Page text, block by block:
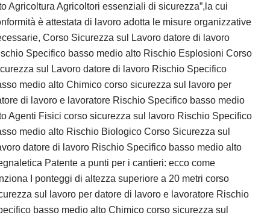
Agricoltura Agricoltori essenziali di sicurezza”,la cui
è attestata di lavoro adotta le misure organizzative
Corso Sicurezza sul Lavoro datore di lavoro
Specifico basso medio alto Rischio Esplosioni Corso
sul Lavoro datore di lavoro Rischio Specifico
medio alto Chimico corso sicurezza sul lavoro per
di lavoro e lavoratore Rischio Specifico basso medio
Agenti Fisici corso sicurezza sul lavoro Rischio Specifico
medio alto Rischio Biologico Corso Sicurezza sul
datore di lavoro Rischio Specifico basso medio alto
Patente a punti per i cantieri: ecco come
I ponteggi di altezza superiore a 20 metri corso
sul lavoro per datore di lavoro e lavoratore Rischio
basso medio alto Chimico corso sicurezza sul